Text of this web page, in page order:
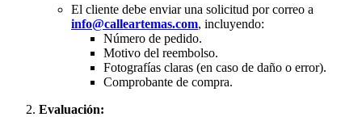
El cliente debe enviar una solicitud por correo a
info@calleartemas.com, incluyendo:
Número de pedido.
Motivo del reembolso.
Fotografías claras (en caso de daño o error).
Comprobante de compra.
Evaluación: